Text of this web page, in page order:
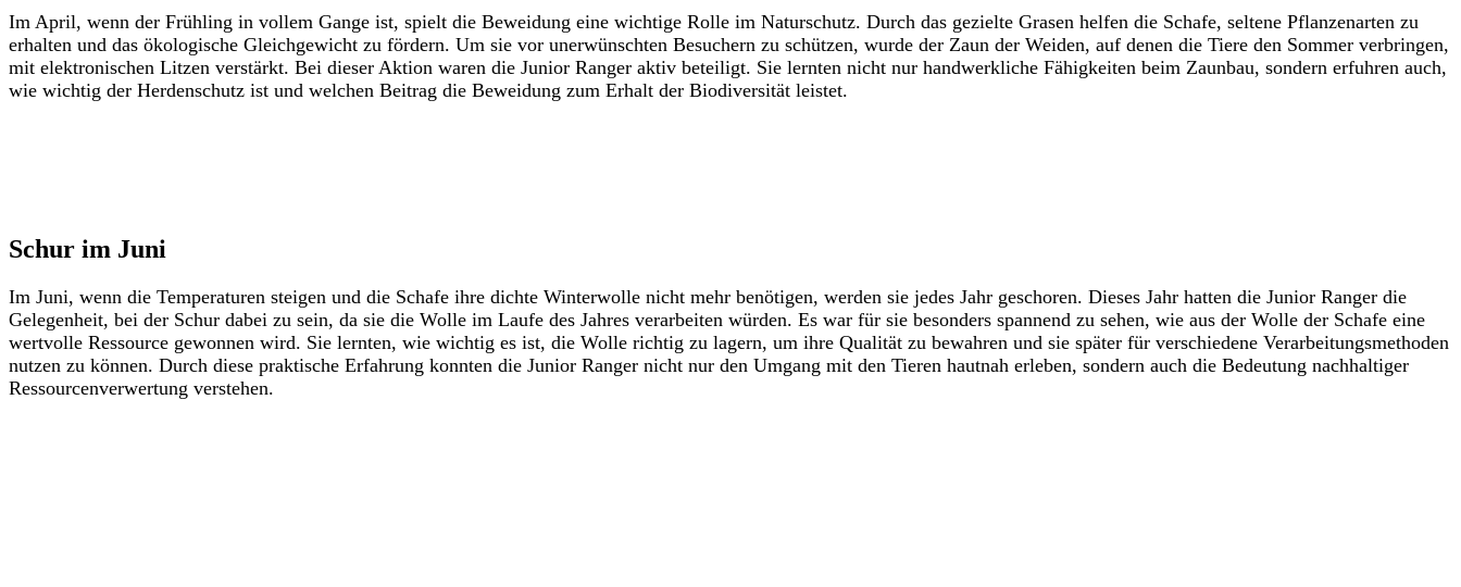
Im April, wenn der Frühling in vollem Gange ist, spielt die Beweidung eine wichtige Rolle im Naturschutz. Durch das gezielte Grasen helfen die Schafe, seltene Pflanzenarten zu
erhalten und das ökologische Gleichgewicht zu fördern. Um sie vor unerwünschten Besuchern zu schützen, wurde der Zaun der Weiden, auf denen die Tiere den Sommer verbringen,
mit elektronischen Litzen verstärkt. Bei dieser Aktion waren die Junior Ranger aktiv beteiligt. Sie lernten nicht nur handwerkliche Fähigkeiten beim Zaunbau, sondern erfuhren auch,
wie wichtig der Herdenschutz ist und welchen Beitrag die Beweidung zum Erhalt der Biodiversität leistet.
Schur im Juni
Im Juni, wenn die Temperaturen steigen und die Schafe ihre dichte Winterwolle nicht mehr benötigen, werden sie jedes Jahr geschoren. Dieses Jahr hatten die Junior Ranger die
Gelegenheit, bei der Schur dabei zu sein, da sie die Wolle im Laufe des Jahres verarbeiten würden. Es war für sie besonders spannend zu sehen, wie aus der Wolle der Schafe eine
wertvolle Ressource gewonnen wird. Sie lernten, wie wichtig es ist, die Wolle richtig zu lagern, um ihre Qualität zu bewahren und sie später für verschiedene Verarbeitungsmethoden
nutzen zu können. Durch diese praktische Erfahrung konnten die Junior Ranger nicht nur den Umgang mit den Tieren hautnah erleben, sondern auch die Bedeutung nachhaltiger
Ressourcenverwertung verstehen.